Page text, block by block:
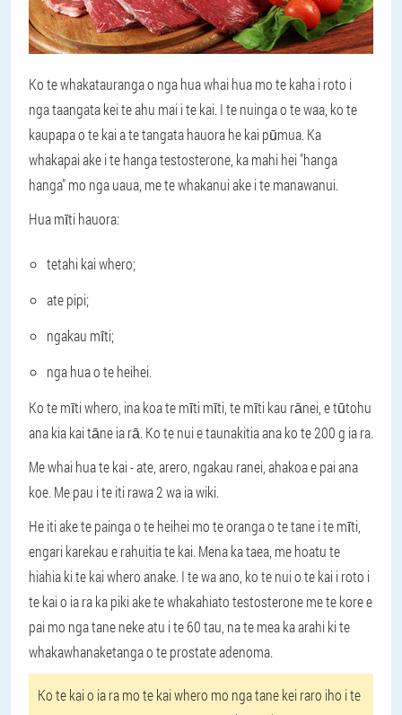
Ko te whakatauranga o nga hua whai hua mo te kaha i roto i
nga taangata kei te ahu mai i te kai. I te nuinga o te waa, ko te
kaupapa o te kai a te tangata hauora he kai pūmua. Ka
whakapai ake i te hanga testosterone, ka mahi hei "hanga
hanga" mo nga uaua, me te whakanui ake i te manawanui.
Hua mīti hauora:
tetahi kai whero;
ate pipi;
ngakau mīti;
nga hua o te heihei.
Ko te mīti whero, ina koa te mīti mīti, te mīti kau rānei, e tūtohu
ana kia kai tāne ia rā. Ko te nui e taunakitia ana ko te 200 g ia ra.
Me whai hua te kai - ate, arero, ngakau ranei, ahakoa e pai ana
koe. Me pau i te iti rawa 2 wa ia wiki.
He iti ake te painga o te heihei mo te oranga o te tane i te mīti,
engari karekau e rahuitia te kai. Mena ka taea, me hoatu te
hiahia ki te kai whero anake. I te wa ano, ko te nui o te kai i roto i
te kai o ia ra ka piki ake te whakahiato testosterone me te kore e
pai mo nga tane neke atu i te 60 tau, na te mea ka arahi ki te
whakawhanaketanga o te prostate adenoma.
Ko te kai o ia ra mo te kai whero mo nga tane kei raro iho i te